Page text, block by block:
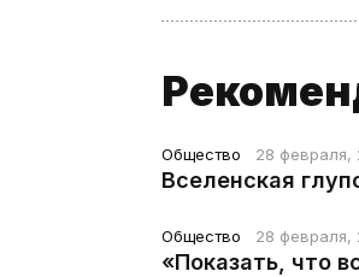
Общество 28 февраля,
Вселенская
Общество 28 февраля,
«Показать, что